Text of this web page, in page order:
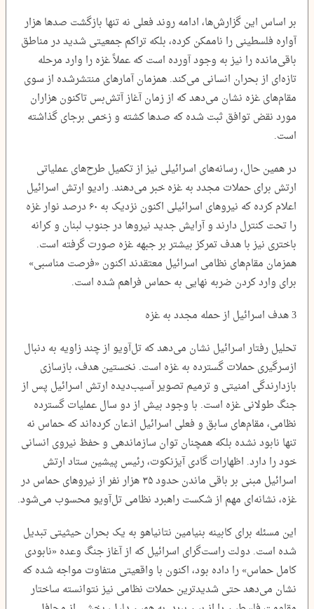
بر اساس این گزارش‌ها، ادامه روند فعلی نه تنها بازگشت صدها هزار
آواره فلسطینی را ناممکن کرده، بلکه تراکم جمعیتی شدید در مناطق
باقی‌مانده را نیز به وجود آورده است که عملاً غزه را وارد مرحله
تازه‌ای از بحران انسانی می‌کند. همزمان آمارهای منتشرشده از سوی
مقام‌های غزه نشان می‌دهد که از زمان آغاز آتش‌بس تاکنون هزاران
مورد نقض توافق ثبت شده که صدها کشته و زخمی برجای گذاشته
است.
در همین حال، رسانه‌های اسرائیلی نیز از تکمیل طرح‌های عملیاتی
ارتش برای حملات مجدد به غزه خبر می‌دهند. رادیو ارتش اسرائیل
اعلام کرده که نیروهای اسرائیلی اکنون نزدیک به ۶۰ درصد نوار غزه
را تحت کنترل دارند و آرایش جدید نیروها در جنوب لبنان و کرانه
باختری نیز با هدف تمرکز بیشتر بر جبهه غزه صورت گرفته است.
همزمان مقام‌های نظامی اسرائیل معتقدند اکنون «فرصت مناسبی»
برای وارد کردن ضربه نهایی به حماس فراهم شده است.
3 هدف اسرائیل از حمله مجدد به غزه
تحلیل رفتار اسرائیل نشان می‌دهد که تل‌آویو از چند زاویه به دنبال
ازسرگیری حملات گسترده به غزه است. نخستین هدف، بازسازی
بازدارندگی امنیتی و ترمیم تصویر آسیب‌دیده ارتش اسرائیل پس از
جنگ طولانی غزه است. با وجود بیش از دو سال عملیات گسترده
نظامی، مقام‌های سابق و فعلی اسرائیل اذعان کرده‌اند که حماس نه
تنها نابود نشده بلکه همچنان توان سازماندهی و حفظ نیروی انسانی
خود را دارد. اظهارات گادی آیزنکوت، رئیس پیشین ستاد ارتش
اسرائیل مبنی بر باقی ماندن حدود ۳۵ هزار نفر از نیروهای حماس در
غزه، نشانه‌ای مهم از شکست راهبرد نظامی تل‌آویو محسوب می‌شود.
این مسئله برای کابینه بنیامین نتانیاهو به یک بحران حیثیتی تبدیل
شده است. دولت راست‌گرای اسرائیل که از آغاز جنگ وعده «نابودی
کامل حماس» را داده بود، اکنون با واقعیتی متفاوت مواجه شده که
نشان می‌دهد حتی شدیدترین حملات نظامی نیز نتوانسته ساختار